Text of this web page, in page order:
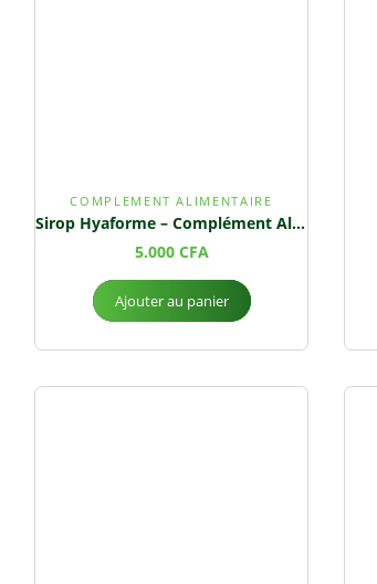
COMPLEMENT ALIMENTAIRE
Sirop Hyaforme – Complément Alimentaire Naturel
5.000 CFA
Ajouter au panier